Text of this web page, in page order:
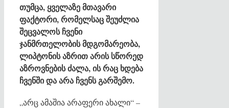
თუმცა, ყველაზე მთავარი
ფაქტორი, რომელსაც შეუძლია
შეცვალოს ჩვენი
ჯანმრთელობის მდგომარეობა,
ლიპტონის აზრით არის სწორედ
აზროვნების ძალა, ის რაც ხდება
ჩვენში და არა ჩვენს გარშემო.
„არც ამაშია არაფერი ახალი“ –